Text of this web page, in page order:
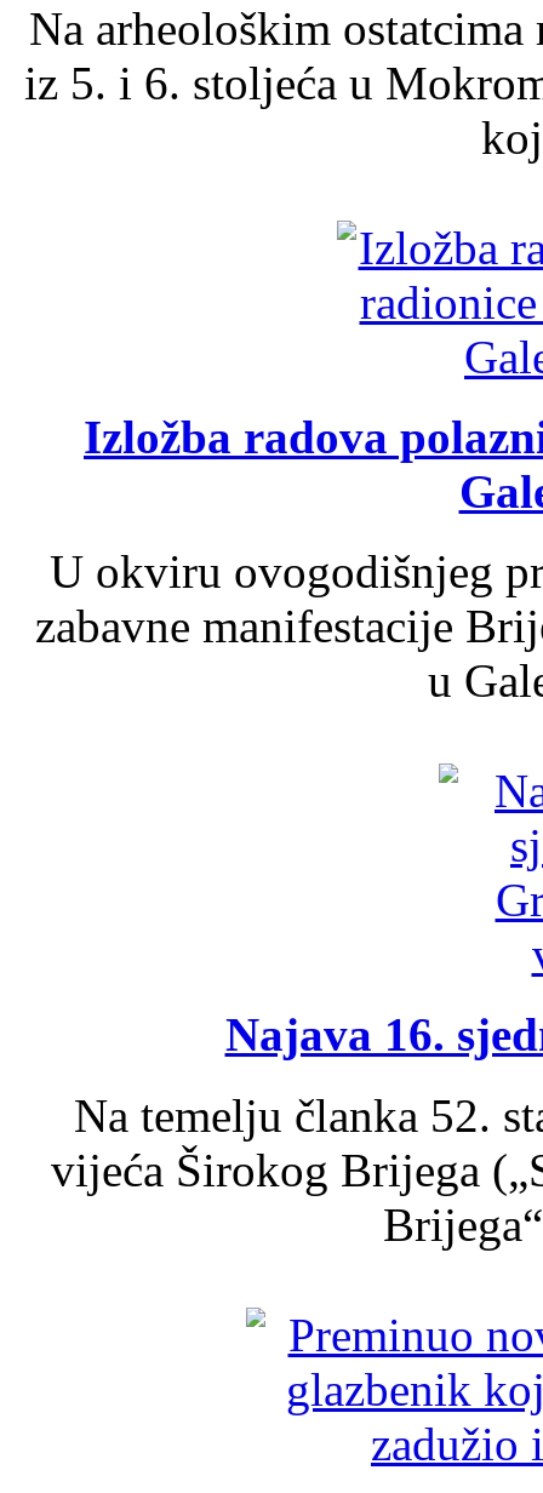
Na arheološkim
iz 5. i 6. stoljeća u
Izložba radova
U okviru ovogodišnjeg
zabavne manifestacije
u
Najava 16.
Na temelju članka 52.
vijeća Širokog Brijega